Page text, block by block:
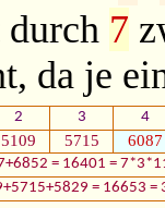
durch 7
da je
2 3 4
5109 5715 6087
= 16401 =
= 16653